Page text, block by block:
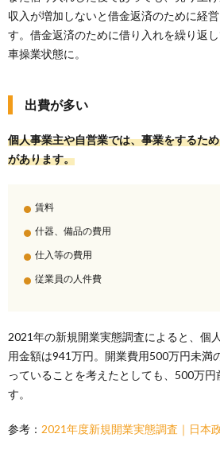
収入が増加しないと借金返済のために経
す。借金返済のために借り入れを繰り返
車操業状態に。
出費が多い
個人事業主や自営業では、事業をするた
があります。
賃料
什器、備品の費用
仕入等の費用
従業員の人件費
2021年の新規開業実態調査によると、個
用金額は941万円。開業費用500万円未満
っていることを考えたとしても、500万
す。
参考： 2021年度新規開業実態調査｜日本